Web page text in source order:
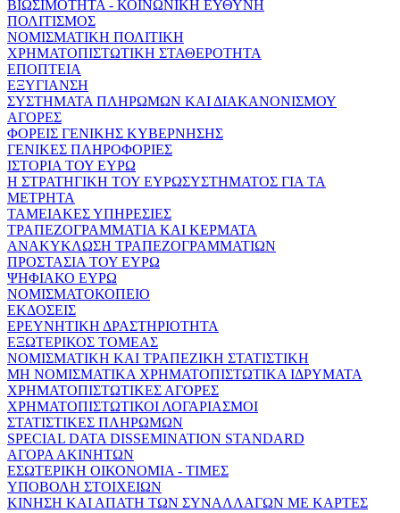
ΒΙΩΣΙΜΟΤΗΤΑ - ΚΟΙΝΩΝΙΚΗ ΕΥΘΥΝΗ
ΠΟΛΙΤΙΣΜΟΣ
ΝΟΜΙΣΜΑΤΙΚΗ ΠΟΛΙΤΙΚΗ
ΧΡΗΜΑΤΟΠΙΣΤΩΤΙΚΗ ΣΤΑΘΕΡΟΤΗΤΑ
ΕΠΟΠΤΕΙΑ
ΕΞΥΓΙΑΝΣΗ
ΣΥΣΤΗΜΑΤΑ ΠΛΗΡΩΜΩΝ ΚΑΙ ΔΙΑΚΑΝΟΝΙΣΜΟΥ
ΑΓΟΡΕΣ
ΦΟΡΕΙΣ ΓΕΝΙΚΗΣ ΚΥΒΕΡΝΗΣΗΣ
ΓΕΝΙΚΕΣ ΠΛΗΡΟΦΟΡΙΕΣ
ΙΣΤΟΡΙΑ ΤΟΥ ΕΥΡΩ
Η ΣΤΡΑΤΗΓΙΚΗ ΤΟΥ ΕΥΡΩΣΥΣΤΗΜΑΤΟΣ ΓΙΑ ΤΑ
ΜΕΤΡΗΤΑ
ΤΑΜΕΙΑΚΕΣ ΥΠΗΡΕΣΙΕΣ
ΤΡΑΠΕΖΟΓΡΑΜΜΑΤΙΑ ΚΑΙ ΚΕΡΜΑΤΑ
ΑΝΑΚΥΚΛΩΣΗ ΤΡΑΠΕΖΟΓΡΑΜΜΑΤΙΩΝ
ΠΡΟΣΤΑΣΙΑ ΤΟΥ ΕΥΡΩ
ΨΗΦΙΑΚΟ ΕΥΡΩ
ΝΟΜΙΣΜΑΤΟΚΟΠΕΙΟ
ΕΚΔΟΣΕΙΣ
ΕΡΕΥΝΗΤΙΚΗ ΔΡΑΣΤΗΡΙΟΤΗΤΑ
ΕΞΩΤΕΡΙΚΟΣ ΤΟΜΕΑΣ
ΝΟΜΙΣΜΑΤΙΚΗ ΚΑΙ ΤΡΑΠΕΖΙΚΗ ΣΤΑΤΙΣΤΙΚΗ
ΜΗ ΝΟΜΙΣΜΑΤΙΚΑ ΧΡΗΜΑΤΟΠΙΣΤΩΤΙΚΑ ΙΔΡΥΜΑΤΑ
ΧΡΗΜΑΤΟΠΙΣΤΩΤΙΚΕΣ ΑΓΟΡΕΣ
ΧΡΗΜΑΤΟΠΙΣΤΩΤΙΚΟΙ ΛΟΓΑΡΙΑΣΜΟΙ
ΣΤΑΤΙΣΤΙΚΕΣ ΠΛΗΡΩΜΩΝ
SPECIAL DATA DISSEMINATION STANDARD
ΑΓΟΡΑ ΑΚΙΝΗΤΩΝ
ΕΣΩΤΕΡΙΚΗ ΟΙΚΟΝΟΜΙΑ - ΤΙΜΕΣ
ΥΠΟΒΟΛΗ ΣΤΟΙΧΕΙΩΝ
ΚΙΝΗΣΗ ΚΑΙ ΑΠΑΤΗ ΤΩΝ ΣΥΝΑΛΛΑΓΩΝ ΜΕ ΚΑΡΤΕΣ